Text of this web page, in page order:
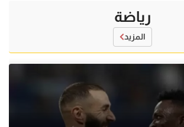
رياضة
المزيد